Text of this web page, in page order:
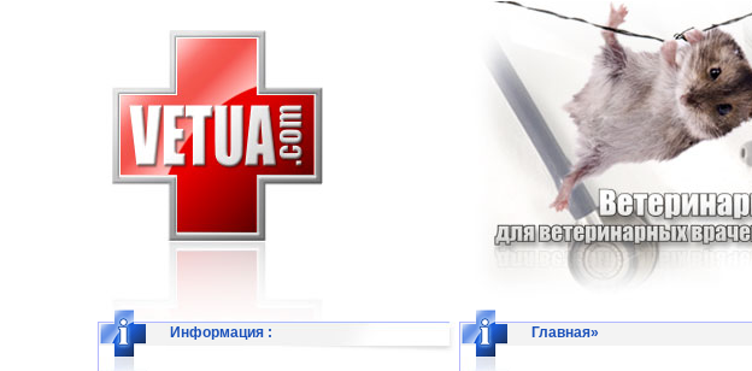
Информация : Главная»